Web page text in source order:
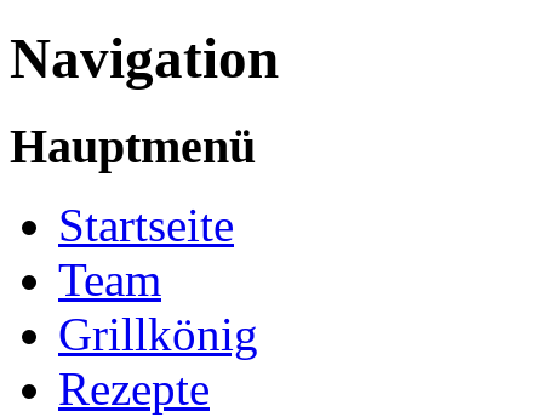
Navigation
Hauptmenü
Startseite
Team
Grillkönig
Rezepte